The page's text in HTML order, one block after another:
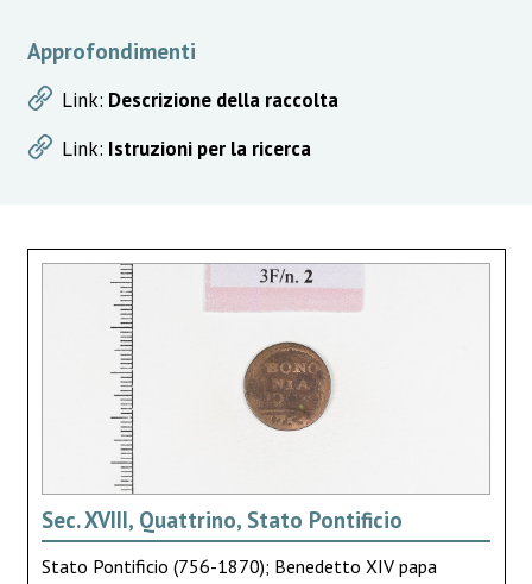
Approfondimenti
Link: Descrizione della raccolta
Link: Istruzioni per la ricerca
Sec. XVIII, Quattrino, Stato Pontificio
Stato Pontificio (756-1870); Benedetto XIV papa